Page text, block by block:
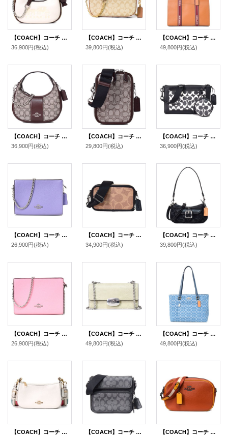
【COACH】コーチ ハンドバッグ ペブルレザー シグネチャー カルメン ミニ 2way チェーン クロスボディ 斜め掛け ショルダーバッグ チャークマルチ（日本未発売）
36,900円(税込)
【COACH】コーチ コーティングキャンバス レザー シグネチャー カメラバッグ クロスボディ 斜め掛け 2way クラッチ ショルダーバッグ ライトカーキチャークマルチ（日本未発売）
39,800円(税込)
【COACH】コーチ ぺブルレザー スミス ラージ トート ロゴ ショルダーバッグ ペニーマルチ（日本未発売）
49,800円(税込)
【COACH】コーチ ハンドバッグ ジャガード レザー シグネチャー カルメン ミニ 2way チェーン クロスボディ 斜め掛け ショルダーバッグ オーク×メイプル（日本未発売）
36,900円(税込)
【COACH】コーチ バッグ ジャガード レザー シグネチャー スタントン 2WAY クロスボディ 斜め掛け ショルダー バッグ オーク×メイプル〔日本未発売〕
29,800円(税込)
【COACH】コーチ コーティングキャンバス レザー シグネチャー ホールデン コインケース付き クロスボディ 斜め掛け ショルダーバッグ ブラック×チャーク（日本未発売）
36,900円(税込)
【COACH】コーチ ぺブルレザー スリム ロゴ チェーン クロスボディ 2way クラッチ 斜め掛け ショルダーバッグ ライトバイオレット（日本未発売）
26,900円(税込)
【COACH】コーチ メンズ バッグ コーティングキャンバス レザー シグネチャー ワイアット ダブルジップ 2WAY 斜め掛け クロスボディ クラッチ ショルダーバッグ サンド×タン〔日本未発売〕
34,900円(税込)
【COACH】コーチ バッグ デニム レザー シグネチャー ミニ アシュトン 2way クロスボディ 斜め掛け ショルダー ハンドバッグ ブラック（日本未発売）
39,800円(税込)
【COACH】コーチ ぺブルレザー スリム ロゴ チェーン クロスボディ 2way クラッチ 斜め掛け ショルダーバッグ フラワーピンク（日本未発売）
26,900円(税込)
【COACH】コーチ リザード レザー エライザ フラップ クロスボディ 斜め掛け チェーン ショルダーバッグ ペールグリーン（日本未発売）
49,800円(税込)
【COACH】コーチ バッグ トート デニム レザー シグネチャー ステーション ジップ トートバッグ インディゴ〔日本未発売〕
49,800円(税込)
【COACH】コーチ ぺブルレザー ロゴ ジェス バゲット クロスボディ 斜め掛け ショルダーバッグ チャーク（日本未発売）
【COACH】コーチ メンズ コーティングキャンバス レザー シグネチャー サリバン クロスボディ フラップ メッセンジャー カメラ 斜め掛け ショルダーバッグ ブラック×チャコール〔日本未発売〕
【COACH】コーチ ぺブルレザー ジェイミー カメラバッグ クロスボディ 斜め掛け 2way クラッチ ショルダーバッグ サンセットマルチ（日本未発売）